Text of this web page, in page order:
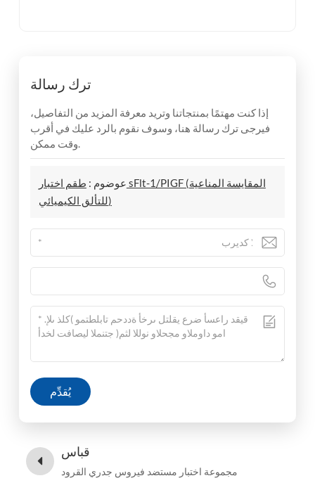
ترك رسالة
إذا كنت مهتمًا بمنتجاتنا وتريد معرفة المزيد من التفاصيل،
فيرجى ترك رسالة هنا، وسوف نقوم بالرد عليك في أقرب
وقت ممكن.
عوضوم : طقم اختبار sFlt-1/PIGF (المقايسة المناعية
للتألق الكيميائي)
يُقدِّم
قباس
مجموعة اختبار مستضد فيروس جدري القرود